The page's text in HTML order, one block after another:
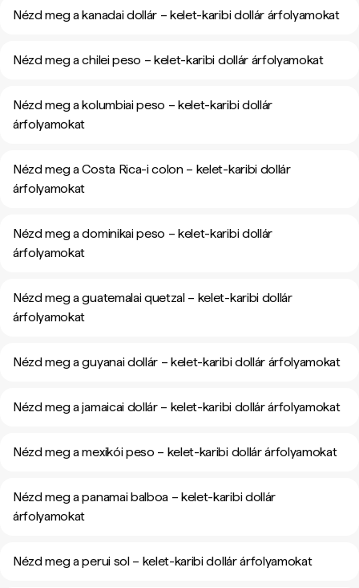
Nézd meg a kanadai dollár – kelet-karibi dollár árfolyamokat
Nézd meg a chilei peso – kelet-karibi dollár árfolyamokat
Nézd meg a kolumbiai peso – kelet-karibi dollár
árfolyamokat
Nézd meg a Costa Rica-i colon – kelet-karibi dollár
árfolyamokat
Nézd meg a dominikai peso – kelet-karibi dollár
árfolyamokat
Nézd meg a guatemalai quetzal – kelet-karibi dollár
árfolyamokat
Nézd meg a guyanai dollár – kelet-karibi dollár árfolyamokat
Nézd meg a jamaicai dollár – kelet-karibi dollár árfolyamokat
Nézd meg a mexikói peso – kelet-karibi dollár árfolyamokat
Nézd meg a panamai balboa – kelet-karibi dollár
árfolyamokat
Nézd meg a perui sol – kelet-karibi dollár árfolyamokat